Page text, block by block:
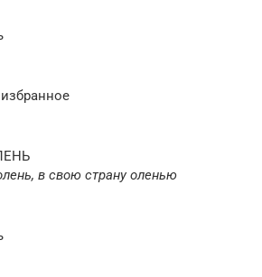
в свою страну оленью